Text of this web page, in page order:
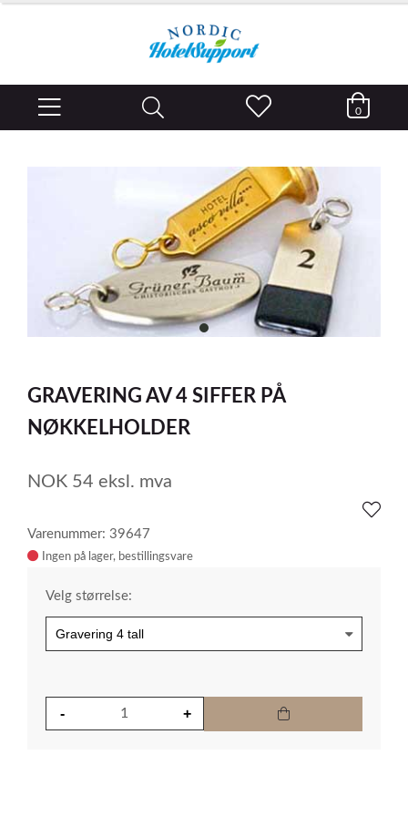
0
item
of
1
GRAVERING AV 4 SIFFER PÅ
NØKKELHOLDER
NOK 54 eksl. mva
Varenummer: 39647
Ingen på lager
Velg størrelse: